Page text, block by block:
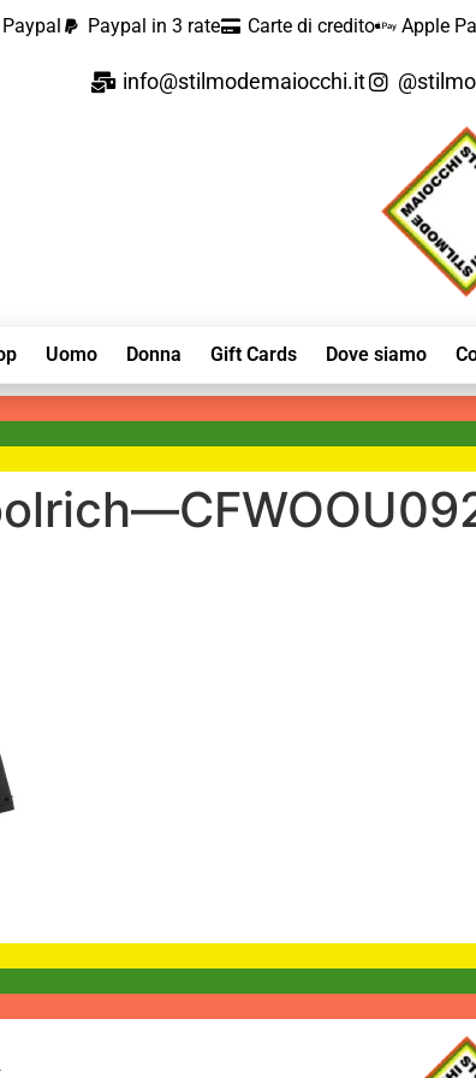
Paypal Paypal in 3 rate Carte di credito Apple
info@stilmodemaiocchi.it
Uomo Donna Gift Cards Dove siamo